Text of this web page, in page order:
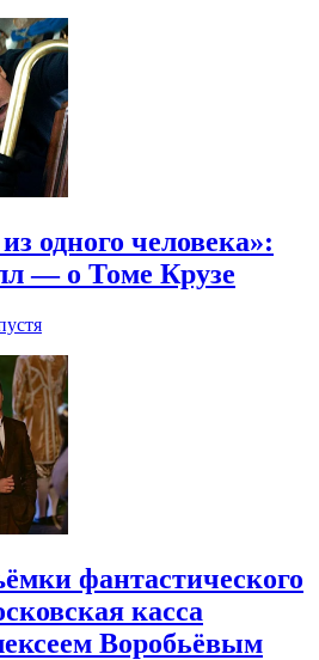
одного человека»:
— о Томе Крузе
фантастического
касса
Воробьёвым